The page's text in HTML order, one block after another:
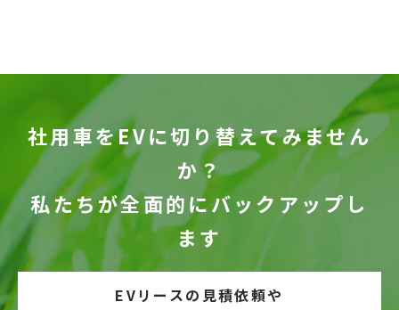
社用車をEVに切り替えてみません
か？
私たちが全面的にバックアップし
ます
EVリースの見積依頼や